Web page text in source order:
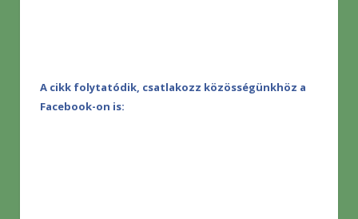
A cikk folytatódik, csatlakozz közösségünkhöz a
Facebook-on is: